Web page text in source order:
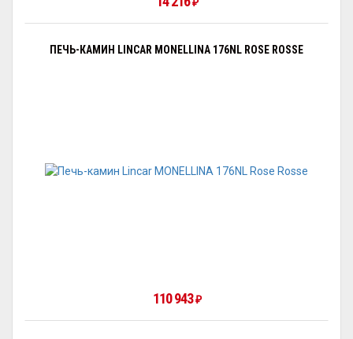
₽
ПЕЧЬ-КАМИН LINCAR MONELLINA 176NL ROSE ROSSE
110 943 ₽